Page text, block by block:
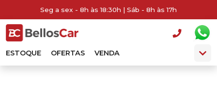
Seg a sex - 8h às 18:30h | Sáb - 8h às 17h
ESTOQUE OFERTAS VENDA